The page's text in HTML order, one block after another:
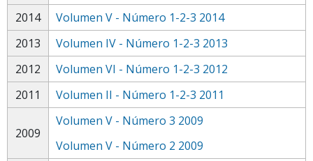
2014
Volumen V - Número 1-2-3 2014
2013
Volumen IV - Número 1-2-3 2013
2012
Volumen VI - Número 1-2-3 2012
2011
Volumen II - Número 1-2-3 2011
2009
Volumen V - Número 3 2009
Volumen V - Número 2 2009